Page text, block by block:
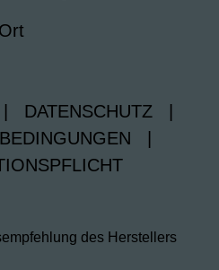
DATENSCHUTZ
des Herstellers